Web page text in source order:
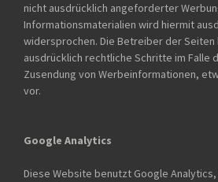
nicht ausdrücklich angeforderter
Informationsmaterialien wird hiermit
widersprochen. Die Betreiber der Seiten
ausdrücklich rechtliche Schritte im Falle
Zusendung von Werbeinformationen,
vor.
Google Analytics
Diese Website benutzt Google Analytics,